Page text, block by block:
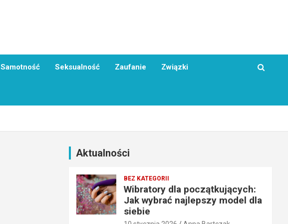
Samotność Seksualność Zaufanie Związki
Aktualności
BEZ KATEGORII
Wibratory dla początkujących:
Jak wybrać najlepszy model dla
siebie